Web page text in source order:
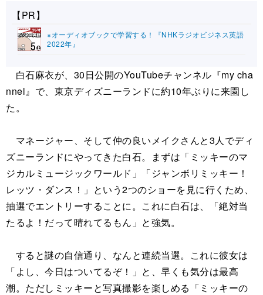
【PR】
※オーディオブックで学習する！『NHKラジオビジネス英語
2022年』
白石麻衣が、30日公開のYouTubeチャンネル『my cha
nnel』で、東京ディズニーランドに約10年ぶりに来園し
た。
マネージャー、そして仲の良いメイクさんと3人でディ
ズニーランドにやってきた白石。まずは「ミッキーのマ
ジカルミュージックワールド」「ジャンボリミッキー！
レッツ・ダンス！」という2つのショーを見に行くため、
抽選でエントリーすることに。これに白石は、「絶対当
たるよ！だって晴れてるもん」と強気。
すると謎の自信通り、なんと連続当選。これに彼女は
「よし、今日はついてるぞ！」と、早くも気分は最高
潮。ただしミッキーと写真撮影を楽しめる「ミッキーの